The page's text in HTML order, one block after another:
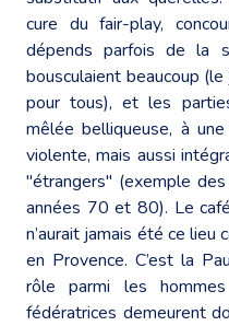
cure du fair-play,
dépends parfois de la
bousculaient beaucoup
pour tous), et les
mêlée belliqueuse, à
violente, mais aussi
"étrangers" (exemple
années 70 et 80). Le
n’aurait jamais été ce lieu
en Provence. C’est la
rôle parmi les
fédératrices demeurent